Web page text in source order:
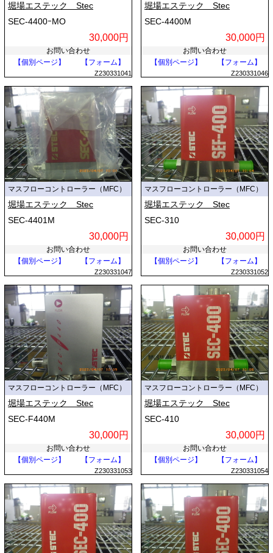
堀場エステック Stec
SEC-4400ｰMO
30,000円
お問い合わせ
【個別ページ】
【フォーム】
Z230331041
堀場エステック Stec
SEC-4400M
30,000円
お問い合わせ
【個別ページ】
【フォーム】
Z230331046
マスフローコントローラー（MFC）
堀場エステック Stec
SEC-4401M
30,000円
お問い合わせ
【個別ページ】
【フォーム】
Z230331047
マスフローコントローラー（MFC）
堀場エステック Stec
SEC-310
30,000円
お問い合わせ
【個別ページ】
【フォーム】
Z230331052
マスフローコントローラー（MFC）
堀場エステック Stec
SEC-F440M
30,000円
お問い合わせ
【個別ページ】
【フォーム】
Z230331053
マスフローコントローラー（MFC）
堀場エステック Stec
SEC-410
30,000円
お問い合わせ
【個別ページ】
【フォーム】
Z230331054